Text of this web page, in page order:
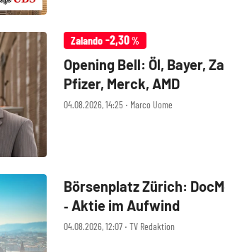
Zalando -2,30%
04.08.2026, 14:25 ‧ Marco Uome
Opening Bell: Öl, Bayer,
Pfizer, Merck, AMD
04.08.2026, 12:07 ‧ TV Redaktion
Börsenplatz Zürich:
‑ Aktie im Aufwind